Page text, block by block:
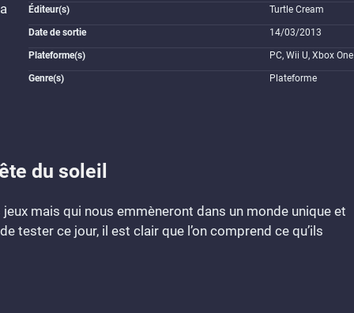
Éditeur(s) Turtle Cream
Date de sortie 14/03/2013
Plateforme(s) PC, Wii U, Xbox One
Genre(s) Plateforme
du soleil
mais qui nous emmèneront dans un monde unique et
tester ce jour, il est clair que l’on comprend ce qu’ils